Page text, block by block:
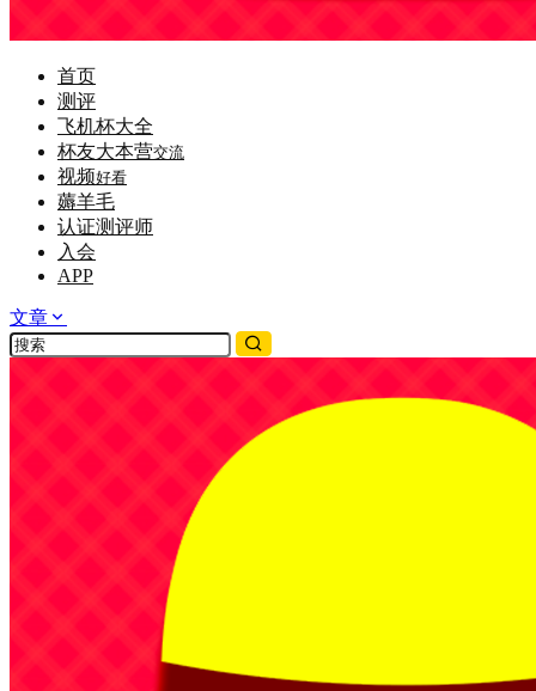
首页
测评
飞机杯大全
杯友大本营交流
视频好看
薅羊毛
认证测评师
入会
APP
文章